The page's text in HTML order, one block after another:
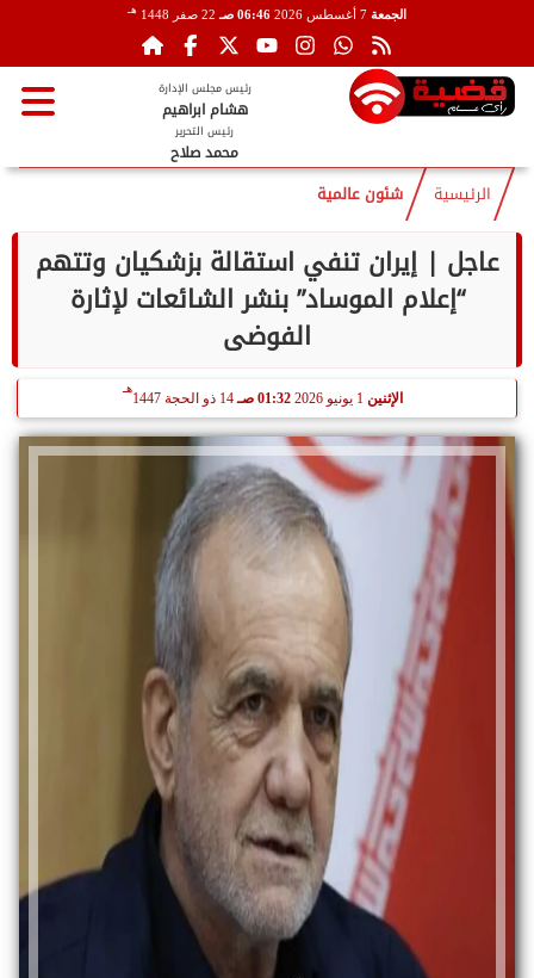
الجمعة 06:46 صـ 22 صفر 1448 هـ
رئيس مجلس الإدارة
هشام ابراهيم
رئيس التحرير
محمد صلاح
الرئيسية شئون عالمية
عاجل | إيران تنفي استقالة بزشكيان وتتهم
“إعلام الموساد” بنشر الشائعات لإثارة
الفوضى
الإثنين 1 يونيو 2026 01:32 صـ 14 ذو الحجة 1447
هـ